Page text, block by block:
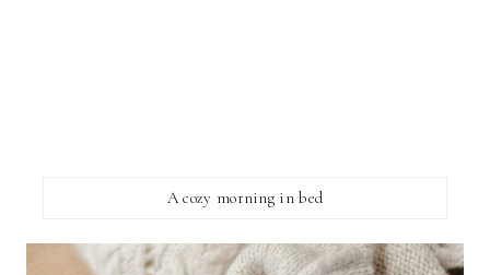
A cozy morning in bed